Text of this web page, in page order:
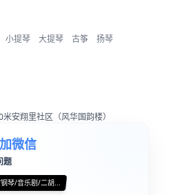
小提琴 大提琴 古筝 扬琴
安翔里社区（风华国韵楼）
微信
题
琴/音乐剧/二胡...